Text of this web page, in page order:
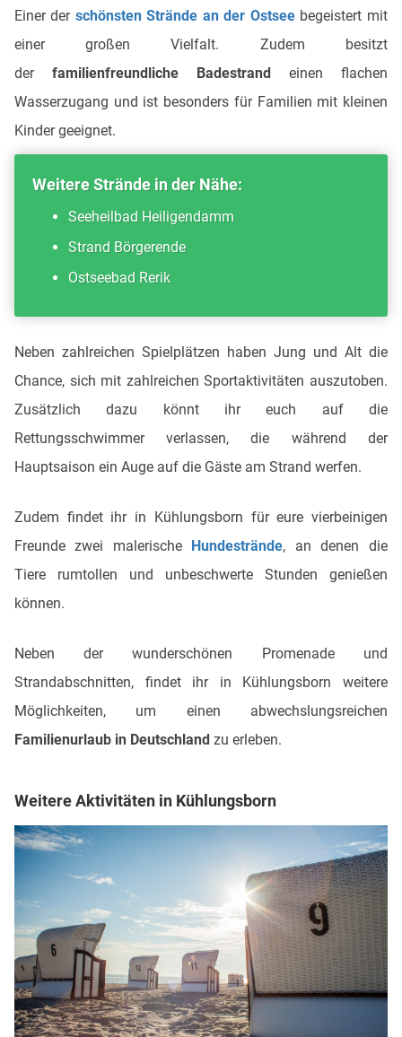
Einer der schönsten Strände an der Ostseebegeistert mit
einer großen Vielfalt. Zudem besitzt
der familienfreundliche Badestrand einen flachen
Wasserzugang und ist besonders für Familien mit kleinen
Kinder geeignet.
Weitere Strände in der Nähe:
Seeheilbad Heiligendamm
Strand Börgerende
Ostseebad Rerik
Neben zahlreichen Spielplätzen haben Jung und Alt die
Chance, sich mit zahlreichen Sportaktivitäten auszutoben.
Zusätzlich dazu könnt ihr euch auf die
Rettungsschwimmer verlassen, die während der
Hauptsaison ein Auge auf die Gäste am Strand werfen.
Zudem findet ihr in Kühlungsborn für eure vierbeinigen
Freunde zwei malerische Hundestrände, an denen die
Tiere rumtollen und unbeschwerte Stunden genießen
können.
Neben der wunderschönen Promenade und
Strandabschnitten, findet ihr in Kühlungsborn weitere
Möglichkeiten, um einen abwechslungsreichen
Familienurlaub in Deutschland zu erleben.
Weitere Aktivitäten in Kühlungsborn